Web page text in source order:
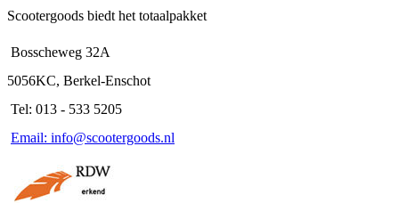
Scootergoods biedt het totaalpakket
Bosscheweg 32A
5056KC, Berkel-Enschot
Tel: 013 - 533 5205
Email: info@scootergoods.nl